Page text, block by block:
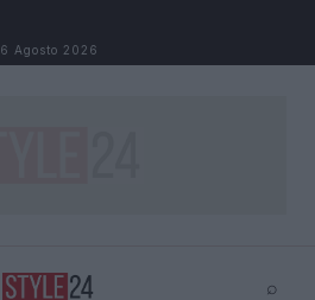
6 Agosto 2026
⌕